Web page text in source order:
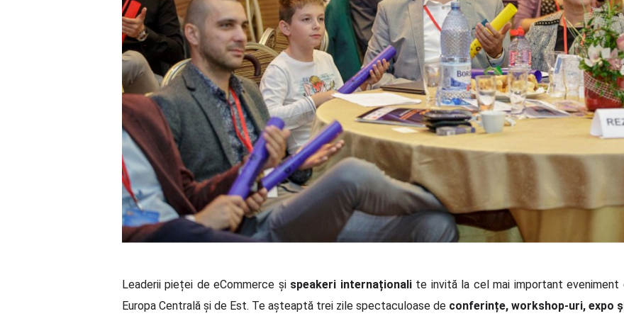
Leaderii pieței de eCommerce și speakeri internaționalite invită la cel mai important
Europa Centrală și de Est. Te așteaptă trei zile spectaculoase de conferințe, workshop-uri, expo